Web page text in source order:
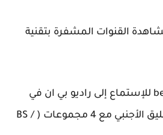
القنوات المشفرة بتقنية
صوتيات beIN للإستماع إلى راديو بي ان في
المباريات بدلا من التعليق الأجنبي مع 4 مجموعات ( BS /